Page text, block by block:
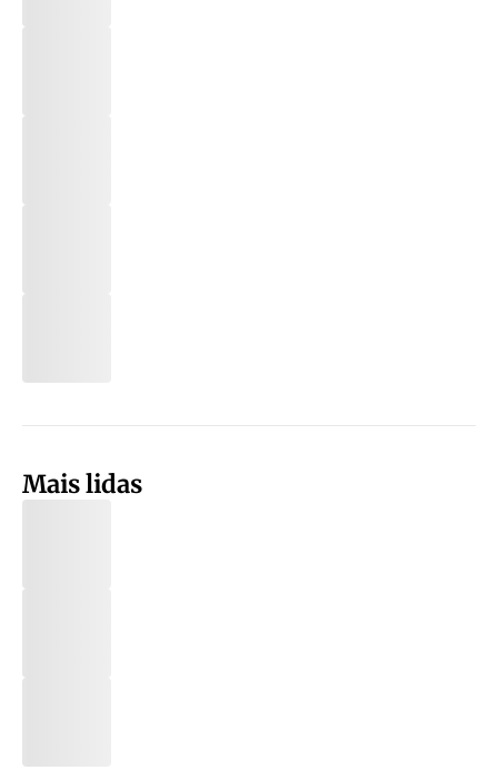
Mais lidas